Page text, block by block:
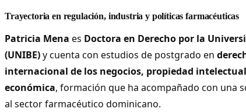
Trayectoria en regulación, industria y políticas farmacéuticas
Patricia Mena es Doctora en Derecho por la
(UNIBE)y cuenta con estudios de postgrado en
internacional de los negocios, propiedad
económica, formación que ha acompañado con una
al sector farmacéutico dominicano.